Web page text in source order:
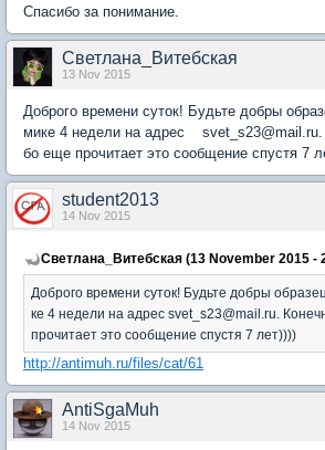
Спасибо за понимание.
Светлана_Витебская
13 Nov 2015
Доброго времени суток! Будьте добры
мике 4 недели на адрес svet_s23@mail.ru.
бо еще прочитает это сообщение спустя 7
student2013
14 Nov 2015
Светлана_Витебская (13 November 2015 -
Доброго времени суток! Будьте добры
ке 4 недели на адрес svet_s23@mail.ru.
прочитает это сообщение спустя 7 лет))))
http://antimuh.ru/files/cat/61
AntiSgaMuh
14 Nov 2015